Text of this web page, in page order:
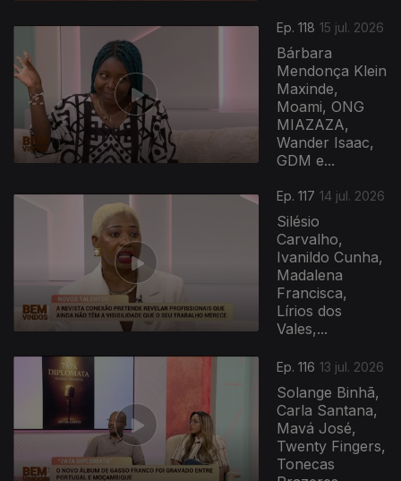
Ep. 118 15 jul. 2026
Bárbara
Mendonça Klein
Maxinde,
Moami, ONG
MIAZAZA,
Wander Isaac,
GDM e...
Ep. 117 14 jul. 2026
Silésio
Carvalho,
Ivanildo Cunha,
Madalena
Francisca,
Lírios dos
Vales,...
Ep. 116 13 jul. 2026
Solange Binhã,
Carla Santana,
Mavá José,
Twenty Fingers,
Tonecas